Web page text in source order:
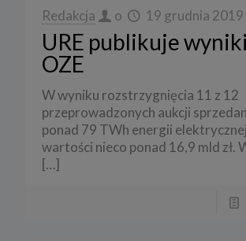
Redakcja o 19 grudnia 2019
URE publikuje
OZE
W wyniku rozstrzygnięcia 11 z 12
przeprowadzonych aukcji
ponad 79 TWh energii elektrycznej
wartości nieco ponad 16,9 mld zł.
[…]